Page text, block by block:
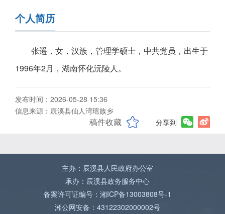
个人简历
张遥，女，汉族，管理学硕士，中共党员，出生于
1996年2月，湖南怀化沅陵人。
发布时间：2026-05-28 15:36
信息来源：辰溪县仙人湾瑶族乡
稿件收藏 分享到
主办：辰溪县人民政府办公室
承办：辰溪县政务服务中心
备案许可证编号：湘ICP备13003808号-1
湘公网安备：43122302000002号